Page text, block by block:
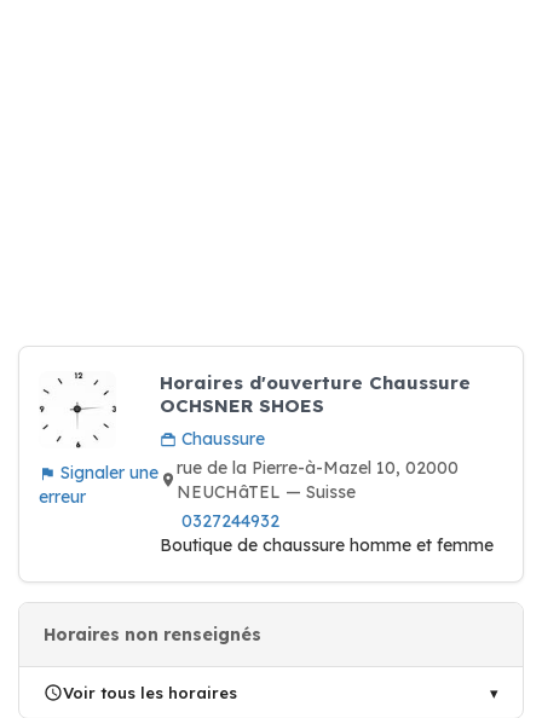
Signaler une
erreur
Horaires d'ouverture Chaussure
OCHSNER SHOES
Chaussure
rue de la Pierre-à-Mazel 10, 02000
NEUCHâTEL — Suisse
0327244932
Boutique de chaussure homme et femme
Horaires non renseignés
Voir tous les horaires